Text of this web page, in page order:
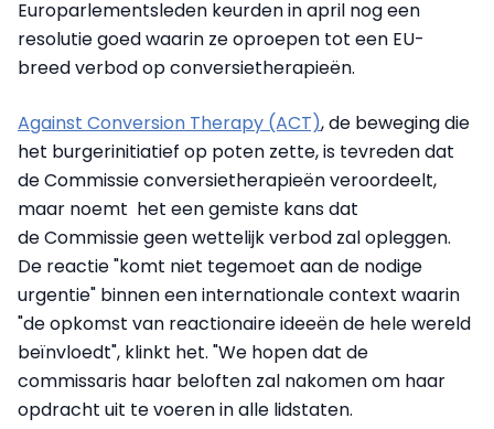
Europarlementsleden keurden in april nog een
resolutie goed waarin ze oproepen tot een EU-
breed verbod op conversietherapieën.
Against Conversion Therapy (ACT), de beweging die
het burgerinitiatief op poten zette, is tevreden dat
de Commissie conversietherapieën veroordeelt,
maar noemt het een gemiste kans dat
de Commissie geen wettelijk verbod zal opleggen.
De reactie "komt niet tegemoet aan de nodige
urgentie" binnen een internationale context waarin
"de opkomst van reactionaire ideeën de hele wereld
beïnvloedt", klinkt het. "We hopen dat de
commissaris haar beloften zal nakomen om haar
opdracht uit te voeren in alle lidstaten.